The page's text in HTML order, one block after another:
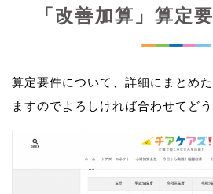
「改善加算」算定
算定要件について、詳細にまとめ
ますのでよろしければ合わせてどう